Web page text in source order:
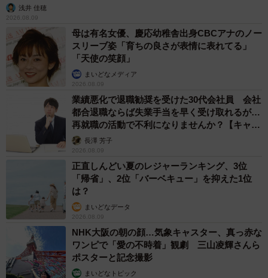
日替わりランチをはじめ、ランチメニューもバリエーション豊富（提
供：青森の南大門）
浅井 佳穂
2026.08.09
母は有名女優、慶応幼稚舎出身CBCアナのノー
スリーブ姿「育ちの良さが表情に表れてる」
「天使の笑顔」
まいどなメディア
2026.08.09
業績悪化で退職勧奨を受けた30代会社員 会社
都合退職ならば失業手当を早く受け取れるが…
再就職の活動で不利になりませんか？【キャリ
アカウンセラーが解説】
長澤 芳子
2026.08.09
正直しんどい夏のレジャーランキング、3位
「帰省」、2位「バーベキュー」を抑えた1位
は？
まいどなデータ
2026.08.09
NHK大阪の朝の顔…気象キャスター、真っ赤な
ワンピで「愛の不時着」観劇 三山凌輝さんら
ポスターと記念撮影
まいどなトピック